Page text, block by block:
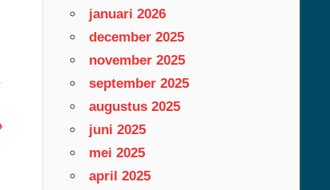
januari 2026
december 2025
november 2025
september 2025
augustus 2025
juni 2025
mei 2025
april 2025